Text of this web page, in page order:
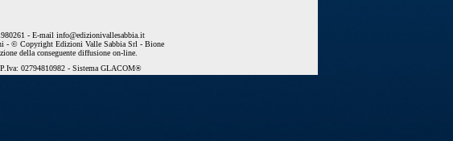
- E-mail info@edizionivallesabbia.it
- © Copyright Edizioni Valle Sabbia Srl - Bione
della conseguente diffusione on-line.
02794810982 - Sistema GLACOM®